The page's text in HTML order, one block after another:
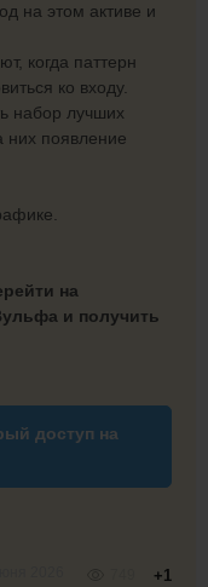
на этом активе и
когда паттерн
ко входу.
набор лучших
них появление
на
и получить
доступ на
+1